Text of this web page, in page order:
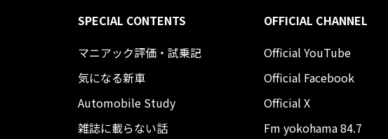
SPECIAL CONTENTS
マニアック評価・試乗記
気になる新車
Automobile Study
雑誌に載らない話
OFFICIAL CHANNEL
Official YouTube
Official Facebook
Official X
Fm yokohama 84.7